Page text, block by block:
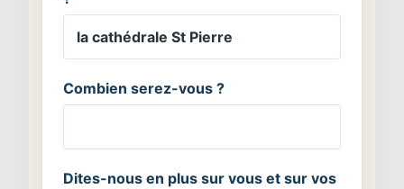
Combien serez-vous ?
Dites-nous en plus sur vous et sur vos